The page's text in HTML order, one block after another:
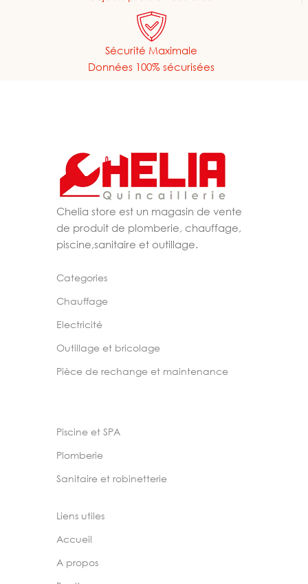
Sécurité Maximale
Données 100% sécurisées
Chelia store est un magasin de vente
de produit de plomberie, chauffage,
piscine,sanitaire et outillage.
Categories
Chauffage
Electricité
Outillage et bricolage
Pièce de rechange et maintenance
Piscine et SPA
Plomberie
Sanitaire et robinetterie
Liens utiles
Accueil
A propos